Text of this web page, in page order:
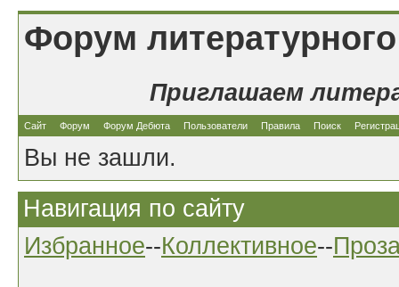
Форум
Приглашаем
Сайт Форум Форум Дебюта Пользователи Правила Поиск
Вы не зашли.
Навигация по сайту
Избранное--Коллективное--